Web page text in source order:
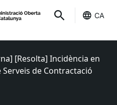
CA
[Resolta] Incidència en
Serveis de Contractació